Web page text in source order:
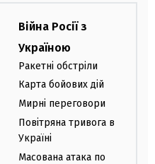
Війна Росії з
Україною
Ракетні обстріли
Карта бойових дій
Мирні переговори
Повітряна тривога в
Україні
Масована атака по